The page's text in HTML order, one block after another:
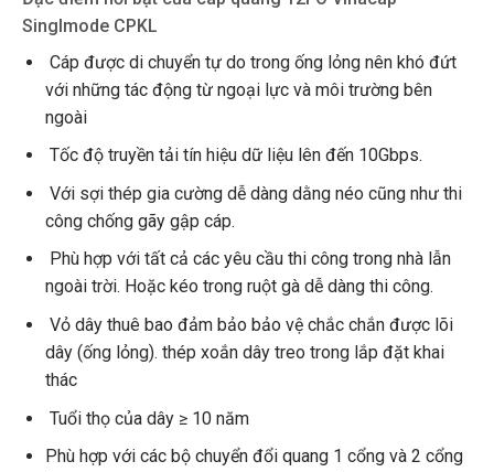
Singlmode CPKL
Cáp được di chuyển tự do trong ống lỏng nên khó đứt
với những tác động từ ngoại lực và môi trường bên
ngoài
Tốc độ truyền tải tín hiệu dữ liệu lên đến 10Gbps.
Với sợi thép gia cường dễ dàng dằng néo cũng như thi
công chống gãy gập cáp.
Phù hợp với tất cả các yêu cầu thi công trong nhà lẫn
ngoài trời. Hoặc kéo trong ruột gà dễ dàng thi công.
Vỏ dây thuê bao đảm bảo bảo vệ chắc chắn được lõi
dây (ống lỏng). thép xoắn dây treo trong lắp đặt khai
thác
Tuổi thọ của dây ≥ 10 năm
Phù hợp với các bộ chuyển đổi quang 1 cổng và 2 cổng